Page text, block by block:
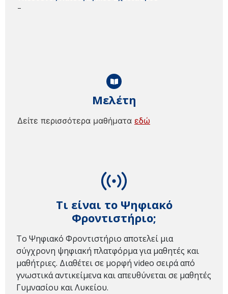
Τι είναι το Ψηφιακό
Φροντιστήριο;
Το Ψηφιακό Φροντιστήριο αποτελεί μια
σύγχρονη ψηφιακή πλατφόρμα για μαθητές και
μαθήτριες. Διαθέτει σε μορφή video σειρά από
γνωστικά αντικείμενα και απευθύνεται σε μαθητές
Γυμνασίου και Λυκείου.
Μελέτη
Δείτε περισσότερα μαθήματα εδώ
–